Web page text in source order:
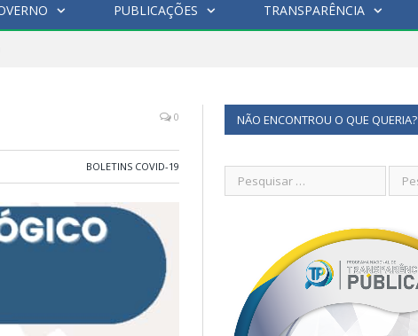
PUBLICAÇÕES TRANSPARÊNCIA
0
BOLETINS COVID-19
NÃO ENCONTROU O QUE QUERIA?